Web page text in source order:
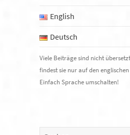
English
Deutsch